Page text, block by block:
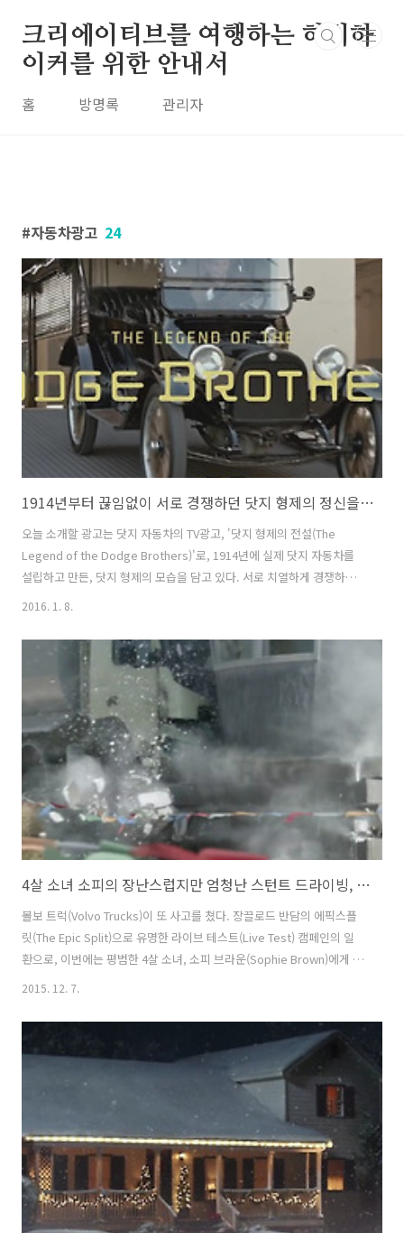
크리에이티브를 여행하는 히치하
이커를 위한 안내서
홈 방명록 관리자
자동차광고 24
1914년부터 끊임없이 서로 경쟁하던 닷지 형제의 정신을 표현한 Dodge의 TV광고 '닷지 형제의 전설(The Legend of the Dodge Brothers)'편 [한글자막]
오늘 소개할 광고는 닷지 자동차의 TV광고, '닷지 형제의 전설(The
Legend of the Dodge Brothers)'로, 1914년에 실제 닷지 자동차를
설립하고 만든, 닷지 형제의 모습을 담고 있다. 서로 치열하게 경쟁하던
이 열정 넘치는 형제들의 모습을, 닷지(Dodge) 자동차 주력모델들의 변
시대가 지나서 닷지의 주력 자동차 모델들이 변하더라도, 닷지 형제의 끊
임없는 경쟁과 정신은 계속 된다는걸 아주 효과적이고도 인상적으로 보
여주는듯 하여 마음에 든다. 닷지의 두 주력모델 이름이 챌린저와 차저인
것도 이런 부분을 뒷받침하는 것 같다. 1년 정도 된 광고지만, 마음에 들
어 새삼스럽게 다시 포스팅해본다:-) 1914년부터 끊..
2016. 1. 8.
4살 소녀 소피의 장난스럽지만 엄청난 스턴트 드라이빙, 볼보 트럭(Volvo Trucks) 라이브 테스트(Live Test) 광고 - '누가 운전하는지 보세요 feat. 네살 소피(Look who's driving feat. 4-year-old Sophie)'편 [한글..
볼보 트럭(Volvo Trucks)이 또 사고를 쳤다. 장끌로드 반담의 에픽스플
릿(The Epic Split)으로 유명한 라이브 테스트(Live Test) 캠페인의 일
환으로, 이번에는 평범한 4살 소녀, 소피 브라운(Sophie Brown)에게 운
전대를 맡겼다. 그것도 위험천만한 스턴트 드라이빙 코스에서. 자칫 위험
스트를 흥미롭고 신기하게 만드는 재주가 탁월한 볼보트럭(Volvo
Trucks)의 이번 바이럴필름은 원격조종이 가능한 R/C카로 볼보트럭을
개조하고, 그 운전을 4살짜리 소녀 소피에게 맡김으로써, 누구나 웃으면
서 영상을 즐길 수 있으면서도, 깊은 인상을 남길 수 있도록 했다. 아마 내
2015. 12. 7.